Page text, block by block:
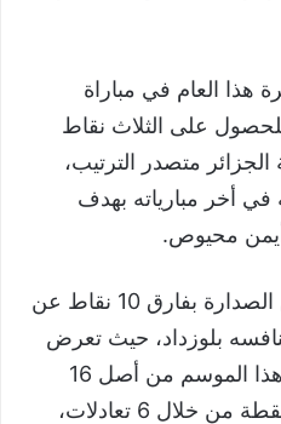
هذا العام في مباراة
على الثلاث نقاط
متصدر الترتيب،
في أخر مبارياته بهدف
محيوص.
يبتعد نادي وفاق سطيف عن الصدارة بفارق 10 نقاط عن
بلوزداد، حيث تعرض
للهزيمة في خمس مباريات هذا الموسم من أصل 16
مباراة وتمكن من حصد 21 نقطة من خلال 6 تعادلات،